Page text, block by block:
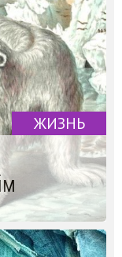
ЖИЗНЬ